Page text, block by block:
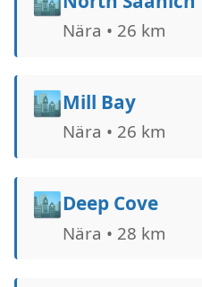
Nära • 26 km
🏙️Mill Bay
Nära • 26 km
🏙️Deep Cove
Nära • 28 km